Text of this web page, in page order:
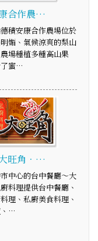
合作農…
積安康合作農場位於
媚、氣候涼爽的梨山
場種植多種高山果
蜜…
旺角．…
中心的台中餐廳～大
料理提供台中餐廳、
理、私廚美食料理、
、…